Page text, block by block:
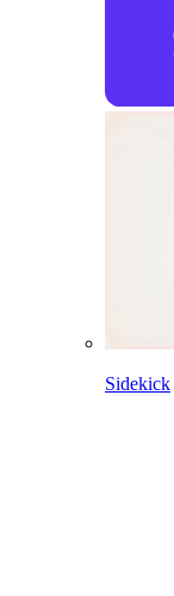
Sidekick